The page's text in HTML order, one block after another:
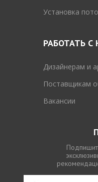
Установка
РАБОТАТЬ С
Дизайнерам и
Поставщикам
Вакансии